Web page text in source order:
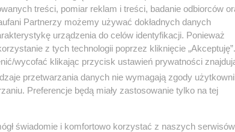
treści, pomiar reklam i treści, badanie odbiorców
Partnerzy możemy używać dokładnych danych
urządzenia do celów identyfikacji. Ponieważ
z tych technologii poprzez kliknięcie „Akceptuję”.
wycofać klikając przycisk ustawień prywatności
przetwarzania danych nie wymagają zgody
Preferencje będą miały zastosowanie tylko na tej
świadomie i komfortowo korzystać z naszych serwisów